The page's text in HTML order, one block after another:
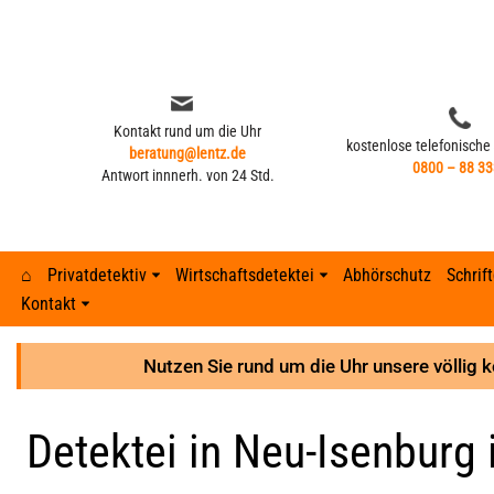
Kontakt rund um die Uhr
beratung@lentz.de
Antwort innnerh. von 24 Std.
kostenlose
0800 – 88
beratung@lentz.de
Antwort innnerh. von 24 Std.
0800 – 88
⌂ Privatdetektiv
Typisches Verhalten nach Fremdgehen –
8 Anzeichen
Gerichtsurteile
GPS-Überwachung und Ortung
Detektei
Wirtschaftsdetektei
GPS-Überwachung und Ortung
GPS-Tracker finden
Abhörschutz
Kontakt
Nutzen Sie rund um die Uhr unsere
Detektei in Neu-